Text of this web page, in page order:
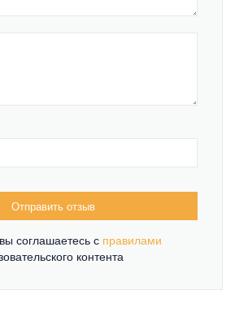
Отправить отзыв
соглашаетесь c правилами
контента